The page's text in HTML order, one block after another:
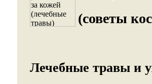
(советы
Лечебные травы и